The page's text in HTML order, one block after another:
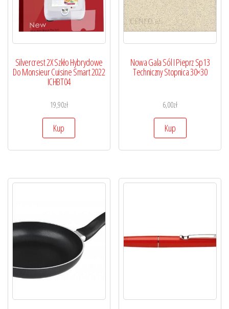
Silvercrest 2X Szkło Hybrydowe
Do Monsieur Cuisine Smart 2022
ICHBT04
19,90zł
Kup
Nowa Gala Sól I Pieprz Sp13
Techniczny Stopnica 30×30
6,00zł
Kup